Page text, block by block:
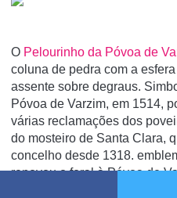
O Pelourinho da Póvoa de
coluna de pedra com a
assente sobre degraus.
Póvoa de Varzim, em 1514,
várias reclamações dos
do mosteiro de Santa Clara,
concelho desde 1318.
renovou o foral à Póvoa de